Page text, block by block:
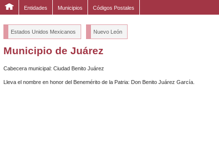
Entidades Municipios Códigos Postales
Estados Unidos Mexicanos Nuevo León
Municipio de Juárez
Cabecera municipal: Ciudad Benito Juárez
Lleva el nombre en honor del Benemérito de la Patria: Don Benito Juárez García.